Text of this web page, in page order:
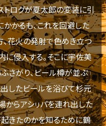
トログが夏太郎の変装に引
かるも、これを回避した
、花火の発射で色めき立つ
に侵入する。そこに宇佐美
さがり、ビール樽が並ぶ
したビールを浴びて杉元
からアシㇼパを連れ出した
きたのかを知るために鶴